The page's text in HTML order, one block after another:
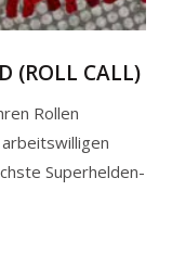
(ROLL CALL)
Rollen
Superhelden-